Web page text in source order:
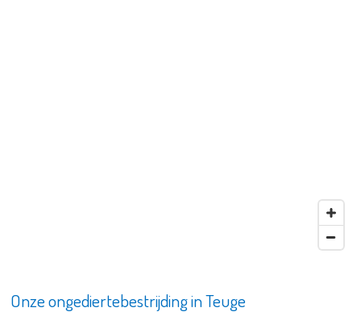
Onze ongediertebestrijding in Teuge